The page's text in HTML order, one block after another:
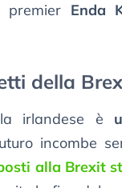
premier Enda
della
irlandese è
incombe
alla Brexit